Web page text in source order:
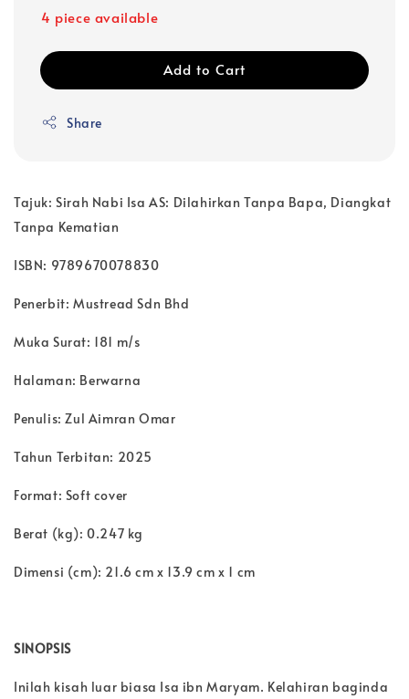
4 piece available
Add to Cart
Share
Tajuk: Sirah Nabi Isa AS: Dilahirkan Tanpa Bapa, Diangkat
Tanpa Kematian
ISBN: 9789670078830
Penerbit: Mustread Sdn Bhd
Muka Surat: 181 m/s
Halaman: Berwarna
Penulis: Zul Aimran Omar
Tahun Terbitan: 2025
Format: Soft cover
Berat (kg): 0.247 kg
Dimensi (cm): 21.6 cm x 13.9 cm x 1 cm
SINOPSIS
Inilah kisah luar biasa Isa ibn Maryam. Kelahiran baginda